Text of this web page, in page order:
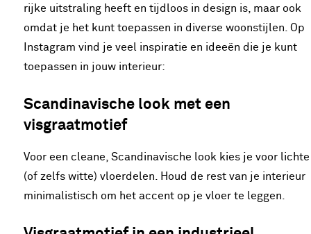
rijke uitstraling heeft en tijdloos in design is, maar ook
omdat je het kunt toepassen in diverse woonstijlen. Op
Instagram vind je veel inspiratie en ideeën die je kunt
toepassen in jouw interieur:
Scandinavische look met een
visgraatmotief
Voor een cleane, Scandinavische look kies je voor lichte
(of zelfs witte) vloerdelen. Houd de rest van je interieur
minimalistisch om het accent op je vloer te leggen.